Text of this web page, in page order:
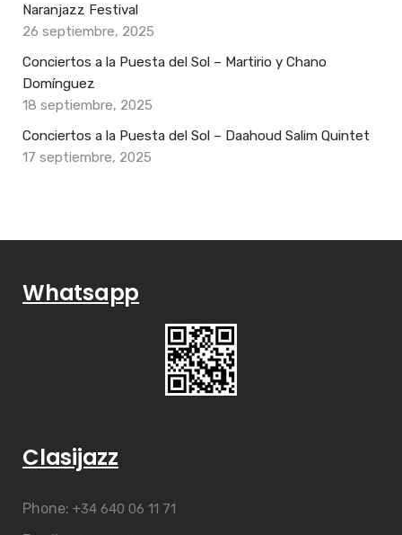
Naranjazz Festival
26 septiembre, 2025
Conciertos a la Puesta del Sol – Martirio y Chano
Domínguez
18 septiembre, 2025
Conciertos a la Puesta del Sol – Daahoud Salim Quintet
17 septiembre, 2025
Whatsapp
Clasijazz
Phone: +34 640 06 11 71